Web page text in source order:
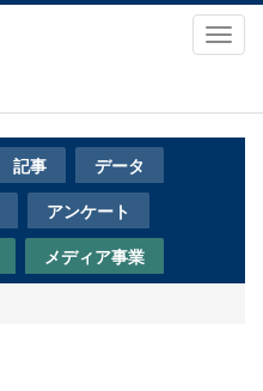
記事
データ
アンケート
メディア事業